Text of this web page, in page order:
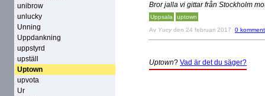
unibrow
unlucky
Unning
Uppdankning
uppstyrd
upställ
Uptown
upvota
Ur
Bror jalla vi gittar från Stockholm
Uppsala uptown
Av Yucy den 24 februari 2017 0
Uptown? Vad är det du säger?